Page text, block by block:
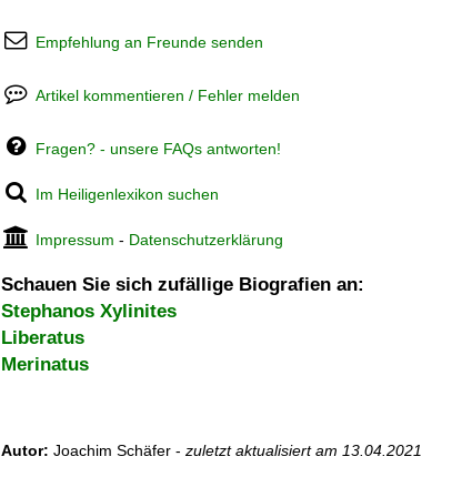
Empfehlung an Freunde senden
Artikel kommentieren / Fehler melden
Fragen? - unsere FAQs antworten!
Im Heiligenlexikon suchen
Impressum - Datenschutzerklärung
Schauen Sie sich zufällige Biografien an:
Stephanos Xylinites
Liberatus
Merinatus
Autor: Joachim Schäfer - zuletzt aktualisiert am 13.04.2021